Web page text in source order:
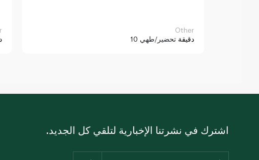
Other
10 دقيقة تحضير/طهي
اشترك في نشرتنا الإخبارية لتلقي كل الجديد.